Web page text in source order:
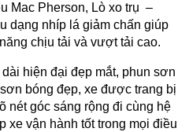
Mac Pherson, Lò xo trụ –
dạng nhíp lá giảm chấn giúp
chịu tải và vượt tải cao.
hiện đại đẹp mắt, phun sơn
bóng đẹp, xe được trang bị
nét góc sáng rộng đi cùng hệ
xe vận hành tốt trong mọi điều